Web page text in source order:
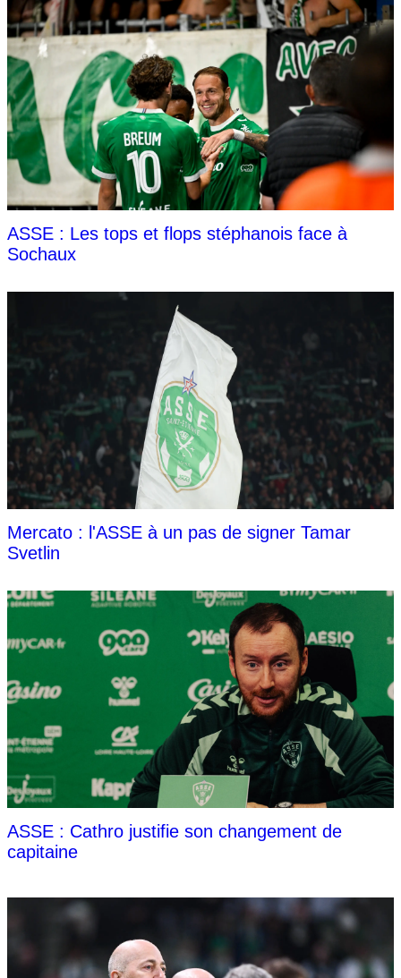
ASSE : Les tops et flops stéphanois face à
Sochaux
Mercato : l'ASSE à un pas de signer Tamar
Svetlin
ASSE : Cathro justifie son changement de
capitaine